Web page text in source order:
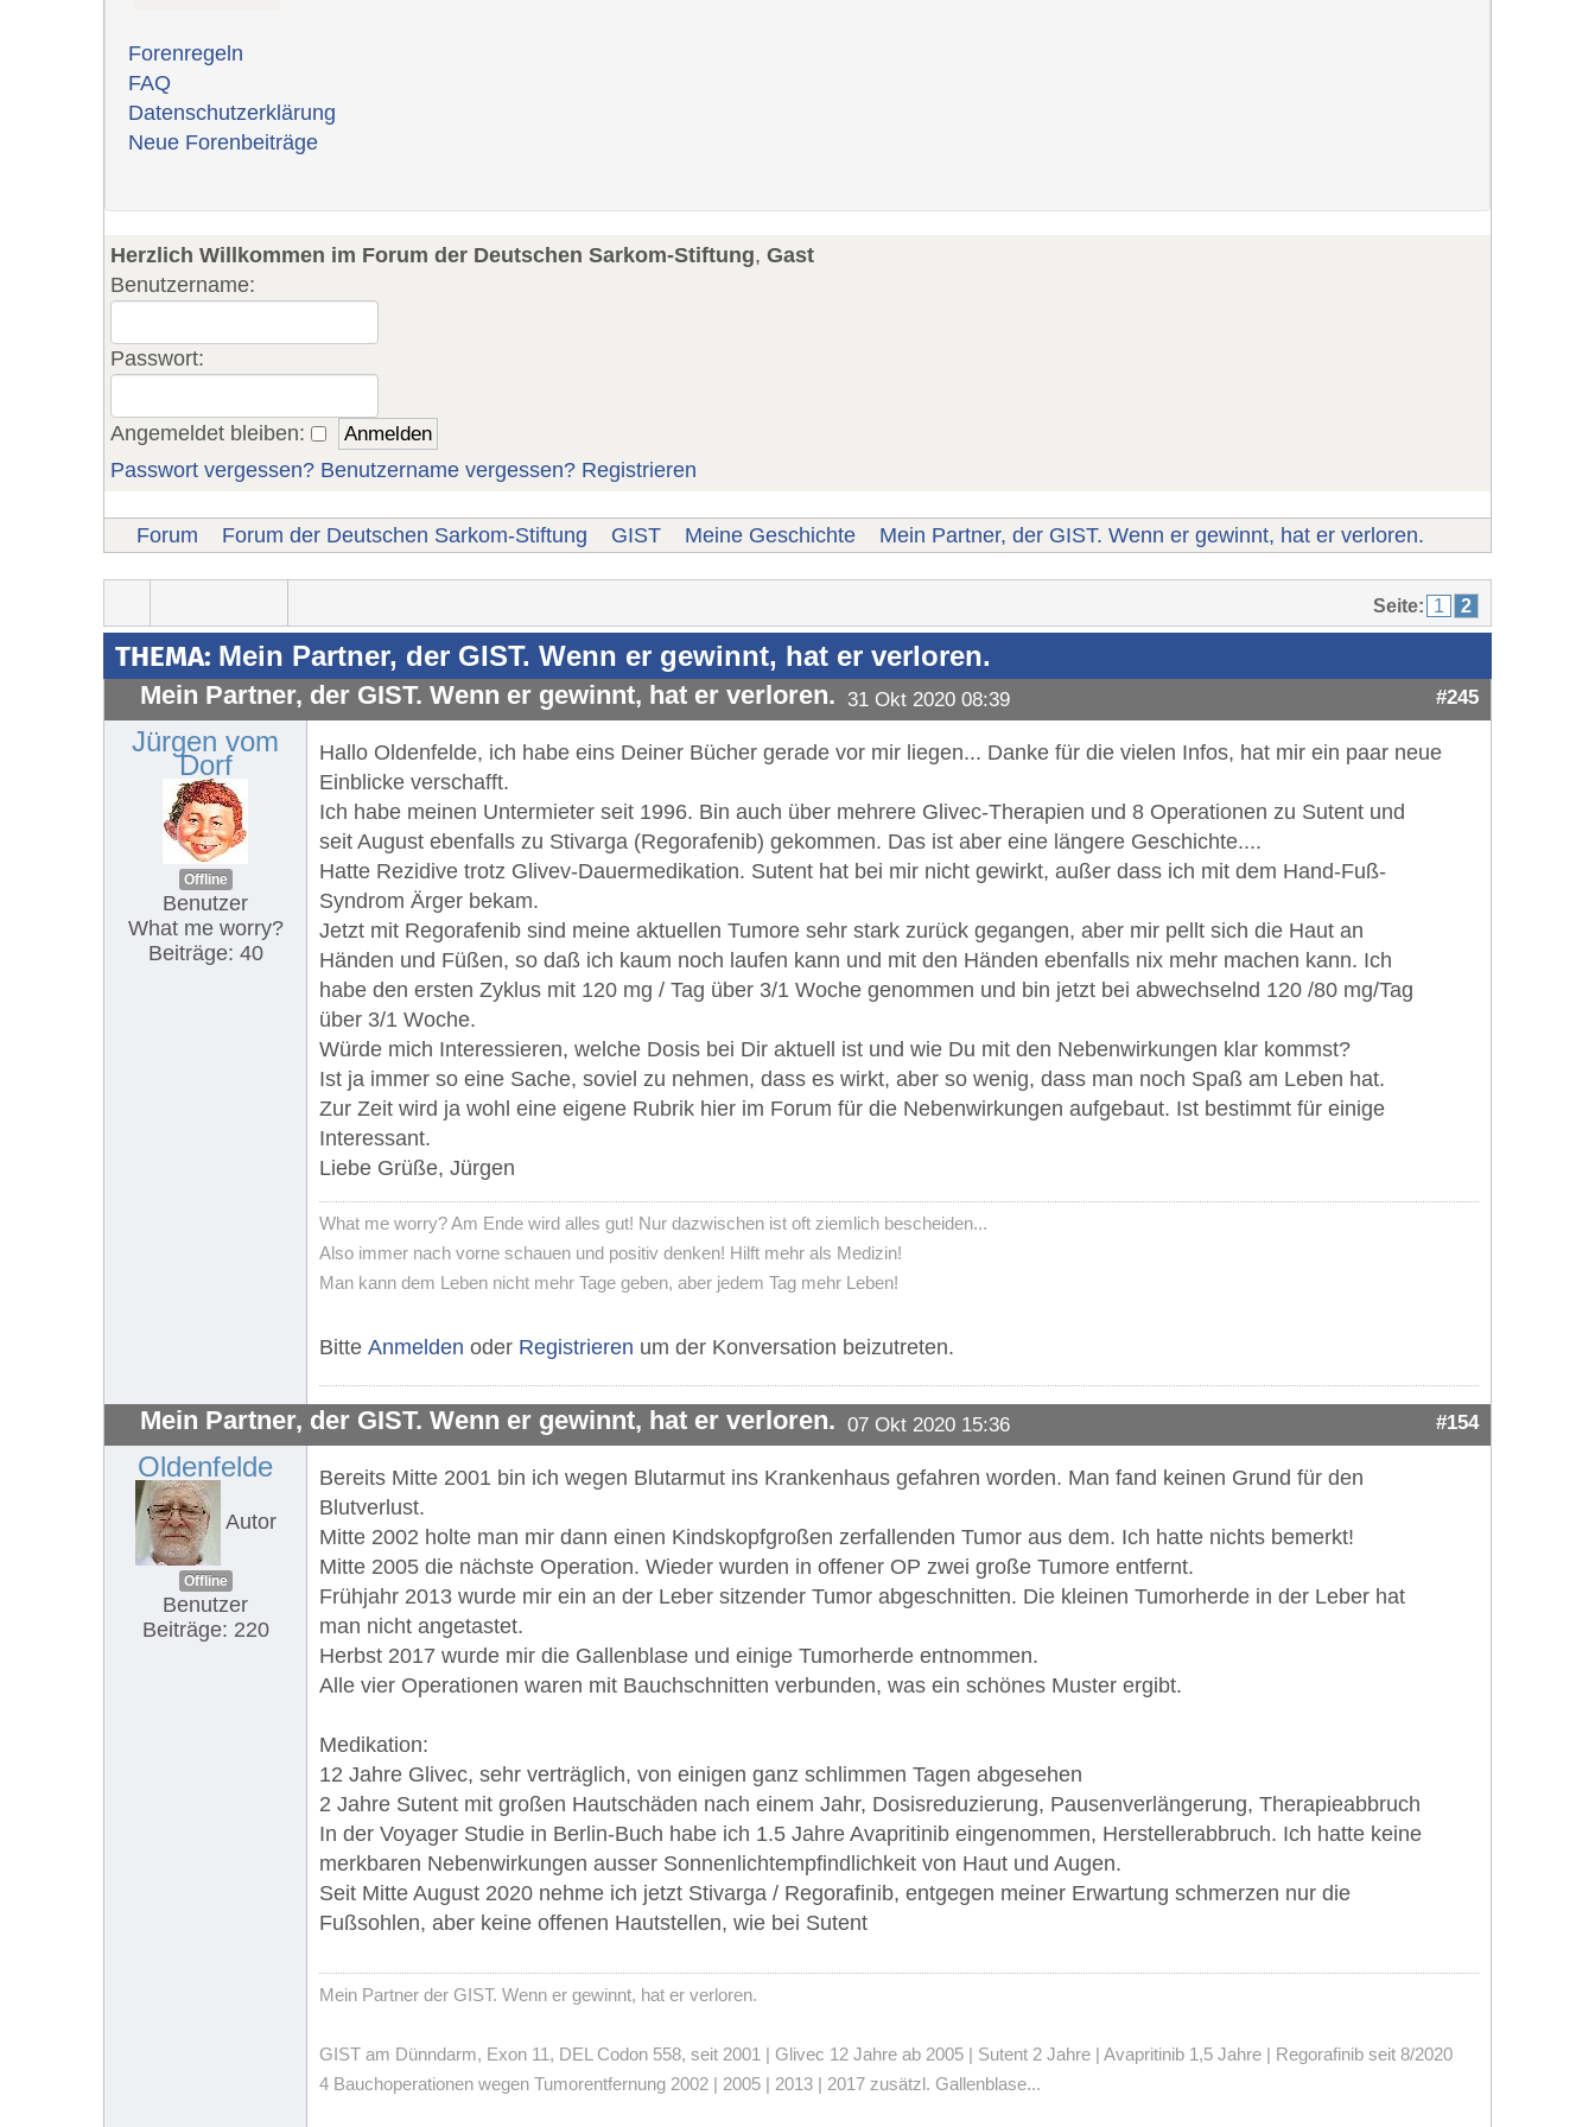
Forenregeln
FAQ
Datenschutzerklärung
Neue Forenbeiträge
Herzlich Willkommen im Forum der Deutschen Sarkom-Stiftung, Gast
Benutzername:
Passwort:
Angemeldet bleiben:
Passwort vergessen? Benutzername vergessen? Registrieren
Forum Forum der Deutschen Sarkom-Stiftung GIST Meine Geschichte Mein Partner, der GIST. Wenn er gewinnt, hat er verloren.
Seite: 1 2
THEMA: Mein Partner, der GIST. Wenn er gewinnt, hat er verloren.
Mein Partner, der GIST. Wenn er gewinnt, hat er verloren. 31 Okt 2020 08:39 #245
Jürgen vom
Dorf
Offline
Benutzer
What me worry?
Beiträge: 40
Hallo Oldenfelde, ich habe eins Deiner Bücher gerade vor mir liegen... Danke für die vielen Infos, hat mir ein paar neue
Einblicke verschafft.
Ich habe meinen Untermieter seit 1996. Bin auch über mehrere Glivec-Therapien und 8 Operationen zu Sutent und
seit August ebenfalls zu Stivarga (Regorafenib) gekommen. Das ist aber eine längere Geschichte....
Hatte Rezidive trotz Glivev-Dauermedikation. Sutent hat bei mir nicht gewirkt, außer dass ich mit dem Hand-Fuß-
Syndrom Ärger bekam.
Jetzt mit Regorafenib sind meine aktuellen Tumore sehr stark zurück gegangen, aber mir pellt sich die Haut an
Händen und Füßen, so daß ich kaum noch laufen kann und mit den Händen ebenfalls nix mehr machen kann. Ich
habe den ersten Zyklus mit 120 mg / Tag über 3/1 Woche genommen und bin jetzt bei abwechselnd 120 /80 mg/Tag
über 3/1 Woche.
Würde mich Interessieren, welche Dosis bei Dir aktuell ist und wie Du mit den Nebenwirkungen klar kommst?
Ist ja immer so eine Sache, soviel zu nehmen, dass es wirkt, aber so wenig, dass man noch Spaß am Leben hat.
Zur Zeit wird ja wohl eine eigene Rubrik hier im Forum für die Nebenwirkungen aufgebaut. Ist bestimmt für einige
Interessant.
Liebe Grüße, Jürgen
What me worry? Am Ende wird alles gut! Nur dazwischen ist oft ziemlich bescheiden...
Also immer nach vorne schauen und positiv denken! Hilft mehr als Medizin!
Man kann dem Leben nicht mehr Tage geben, aber jedem Tag mehr Leben!
Bitte Anmelden oder Registrieren um der Konversation beizutreten.
Mein Partner, der GIST. Wenn er gewinnt, hat er verloren. 07 Okt 2020 15:36 #154
Oldenfelde
Autor
Offline
Benutzer
Beiträge: 220
Bereits Mitte 2001 bin ich wegen Blutarmut ins Krankenhaus gefahren worden. Man fand keinen Grund für den
Blutverlust.
Mitte 2002 holte man mir dann einen Kindskopfgroßen zerfallenden Tumor aus dem. Ich hatte nichts bemerkt!
Mitte 2005 die nächste Operation. Wieder wurden in offener OP zwei große Tumore entfernt.
Frühjahr 2013 wurde mir ein an der Leber sitzender Tumor abgeschnitten. Die kleinen Tumorherde in der Leber hat
man nicht angetastet.
Herbst 2017 wurde mir die Gallenblase und einige Tumorherde entnommen.
Alle vier Operationen waren mit Bauchschnitten verbunden, was ein schönes Muster ergibt.
Medikation:
12 Jahre Glivec, sehr verträglich, von einigen ganz schlimmen Tagen abgesehen
2 Jahre Sutent mit großen Hautschäden nach einem Jahr, Dosisreduzierung, Pausenverlängerung, Therapieabbruch
In der Voyager Studie in Berlin-Buch habe ich 1.5 Jahre Avapritinib eingenommen, Herstellerabbruch. Ich hatte keine
merkbaren Nebenwirkungen ausser Sonnenlichtempfindlichkeit von Haut und Augen.
Seit Mitte August 2020 nehme ich jetzt Stivarga / Regorafinib, entgegen meiner Erwartung schmerzen nur die
Fußsohlen, aber keine offenen Hautstellen, wie bei Sutent
Mein Partner der GIST. Wenn er gewinnt, hat er verloren.
GIST am Dünndarm, Exon 11, DEL Codon 558, seit 2001 | Glivec 12 Jahre ab 2005 | Sutent 2 Jahre | Avapritinib 1,5 Jahre | Regorafinib seit 8/2020
4 Bauchoperationen wegen Tumorentfernung 2002 | 2005 | 2013 | 2017 zusätzl. Gallenblase...